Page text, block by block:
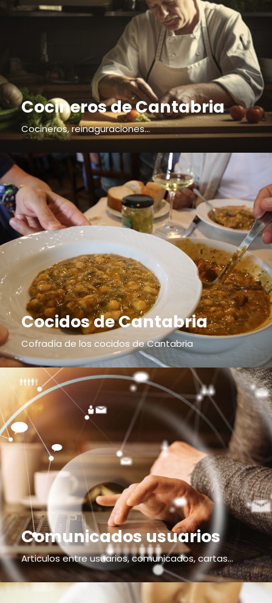
Cocineros de Cantabria
Cocineros, reinaguraciones...
Cocidos de Cantabria
Cofradía de los cocidos de Cantabria
Comunicados usuarios
Articulos entre usuarios, comunicados, cartas...